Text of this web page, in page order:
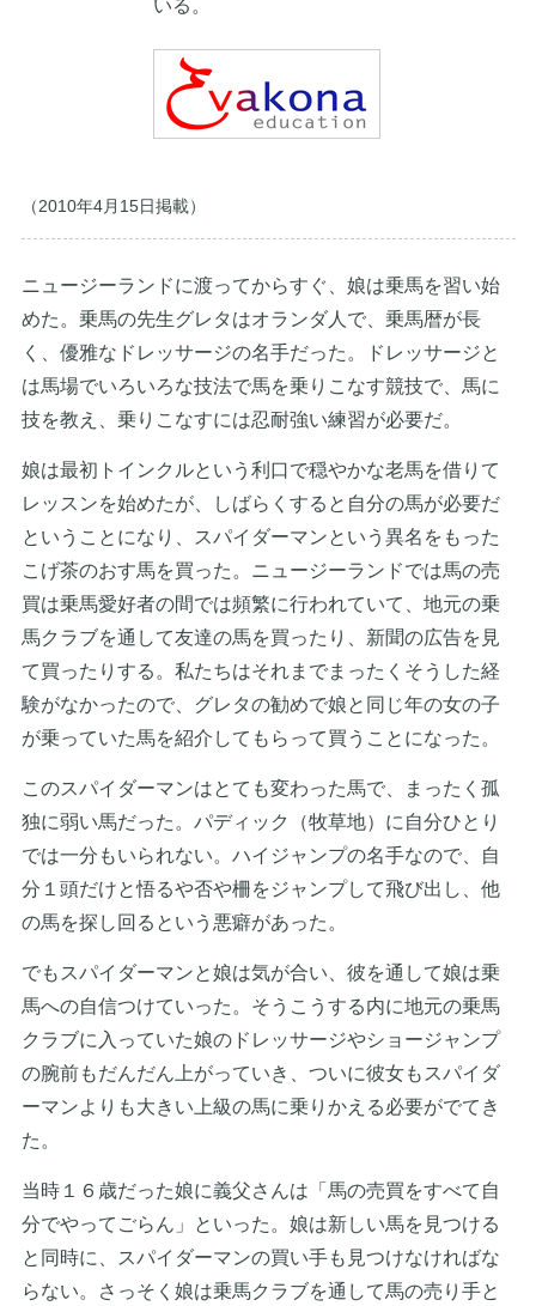
いる。
（2010年4月15日掲載）
ニュージーランドに渡ってからすぐ、娘は乗馬を習い始
めた。乗馬の先生グレタはオランダ人で、乗馬暦が長
く、優雅なドレッサージの名手だった。ドレッサージと
は馬場でいろいろな技法で馬を乗りこなす競技で、馬に
技を教え、乗りこなすには忍耐強い練習が必要だ。
娘は最初トインクルという利口で穏やかな老馬を借りて
レッスンを始めたが、しばらくすると自分の馬が必要だ
ということになり、スパイダーマンという異名をもった
こげ茶のおす馬を買った。ニュージーランドでは馬の売
買は乗馬愛好者の間では頻繁に行われていて、地元の乗
馬クラブを通して友達の馬を買ったり、新聞の広告を見
て買ったりする。私たちはそれまでまったくそうした経
験がなかったので、グレタの勧めで娘と同じ年の女の子
が乗っていた馬を紹介してもらって買うことになった。
このスパイダーマンはとても変わった馬で、まったく孤
独に弱い馬だった。パディック（牧草地）に自分ひとり
では一分もいられない。ハイジャンプの名手なので、自
分１頭だけと悟るや否や柵をジャンプして飛び出し、他
の馬を探し回るという悪癖があった。
でもスパイダーマンと娘は気が合い、彼を通して娘は乗
馬への自信つけていった。そうこうする内に地元の乗馬
クラブに入っていた娘のドレッサージやショージャンプ
の腕前もだんだん上がっていき、ついに彼女もスパイダ
ーマンよりも大きい上級の馬に乗りかえる必要がでてき
た。
当時１６歳だった娘に義父さんは「馬の売買をすべて自
分でやってごらん」といった。娘は新しい馬を見つける
と同時に、スパイダーマンの買い手も見つけなければな
らない。さっそく娘は乗馬クラブを通して馬の売り手と